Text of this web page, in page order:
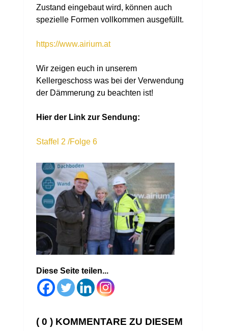
Zustand eingebaut wird, können auch
spezielle Formen vollkommen ausgefüllt.
https://www.airium.at
Wir zeigen euch in unserem
Kellergeschoss was bei der Verwendung
der Dämmerung zu beachten ist!
Hier der Link zur Sendung:
Staffel 2 /Folge 6
Diese Seite teilen...
( 0 ) KOMMENTARE ZU DIESEM